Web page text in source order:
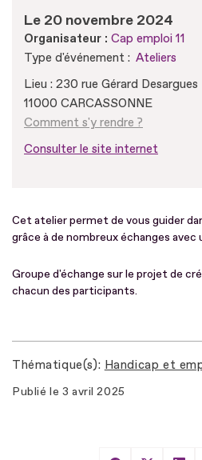
Le 20 novembre 2024
Organisateur : Cap emploi 11
Type d'événement : Ateliers
Lieu : 230 rue Gérard Desargues
11000 CARCASSONNE
Comment s'y rendre ?
Consulter le site internet
Cet atelier permet de vous guider
grâce à de nombreux échanges avec
Groupe d'échange sur le projet de
chacun des participants.
Thématique(s) Handicap et
Publié le 3 avril 2025